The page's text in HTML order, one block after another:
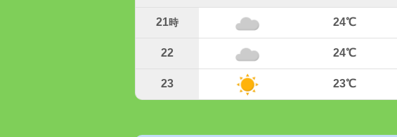
21時 24℃
22 24℃
23 23℃